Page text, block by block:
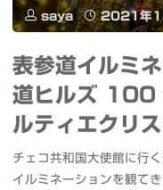
EXPO
登
saya 2021年
表参道イルミ
道ヒルズ
ルティエクリ
チェコ共和国大使館に行
イルミネーションを観て